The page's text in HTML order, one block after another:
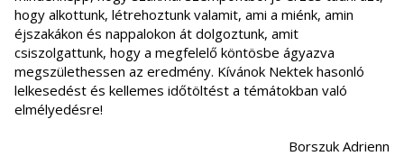
hogy alkottunk, létrehoztunk valamit, ami a miénk, amin
éjszakákon és nappalokon át dolgoztunk, amit
csiszolgattunk, hogy a megfelelő köntösbe ágyazva
megszülethessen az eredmény. Kívánok Nektek hasonló
lelkesedést és kellemes időtöltést a témátokban való
elmélyedésre!
Borszuk Adrienn